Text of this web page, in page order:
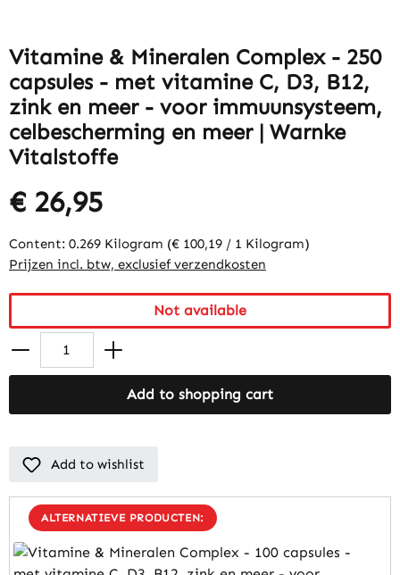
Vitamine & Mineralen Complex - 250
capsules - met vitamine C, D3, B12,
zink en meer - voor immuunsysteem,
celbescherming en meer | Warnke
Vitalstoffe
€ 26,95
Content: 0.269 Kilogram (€ 100,19 / 1 Kilogram)
Prijzen incl. btw, exclusief verzendkosten
Not available
Add to shopping cart
Add to wishlist
ALTERNATIEVE PRODUCTEN: